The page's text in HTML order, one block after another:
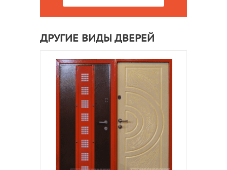
ДРУГИЕ ВИДЫ ДВЕРЕЙ